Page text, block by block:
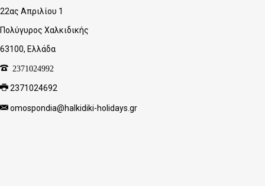
22ας Απριλίου 1
Πολύγυρος Χαλκιδικής
63100, Ελλάδα
2371024992
2371024692
omospondia@halkidiki-holidays.gr